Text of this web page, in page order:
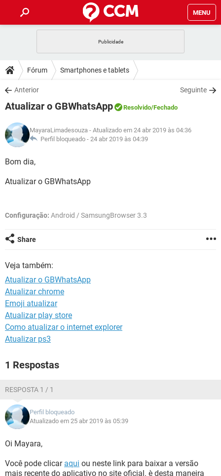
MENU
CELULAR FACEBOOK
OUTLOOK
INSTAGRAM GMAIL
GUIA DE COMPRAS
DICAS
JOGOS WHATSAPP
INSTAGRAM GMAIL
GUIA DE COMPRAS
DOWNLOADS
JOGOS WHATSAPP
CELULAR
OUTLOOK EXCEL
INSTAGRAM
JOGOS WHATSAPP
CELULAR
OUTLOOK
INSTAGRAM
GLOSSÁRIO
JOGOS
Fórum Smartphones e tablets
Anterior Seguinte
Atualizar o GBWhatsApp Resolvido/Fechado
MayaraLimadesouza - Atualizado em 24 abr 2019 às 04:36
Perfil bloqueado - 24 abr 2019 às 04:39
Bom dia,
Atualizar o GBWhatsApp
Configuração: Android / SamsungBrowser 3.3
Share
Veja também:
Atualizar o GBWhatsApp
Atualizar chrome
Emoji atualizar
Atualizar play store
Como atualizar o internet explorer
Atualizar ps3
1 Respostas
RESPOSTA 1 / 1
Perfil bloqueado
Atualizado em 25 abr 2019 às 05:39
Oi Mayara,
Você pode clicar aqui ou neste link para baixar a versão
mais recente do aplicativo no site oficial. è desta maneira